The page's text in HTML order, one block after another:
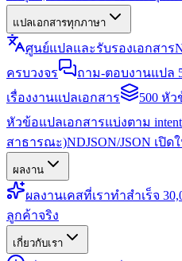
แปลเอกสารทุกภาษา
ศูนย์แปลและรับรองเอกสาร
ครบวงจร
ถาม-ตอบงานแปล
เรื่องงานแปลเอกสาร
500 หั
หัวข้อแปลเอกสารแบ่งตาม intent
สาธารณะ)NDJSON/JSON เปิ
ผลงาน
ผลงานเคสที่เราทำสำเร็จ
ลูกค้าจริง
เกี่ยวกับเรา